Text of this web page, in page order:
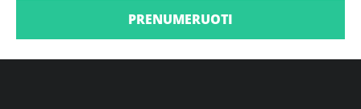
PRENUMERUOTI